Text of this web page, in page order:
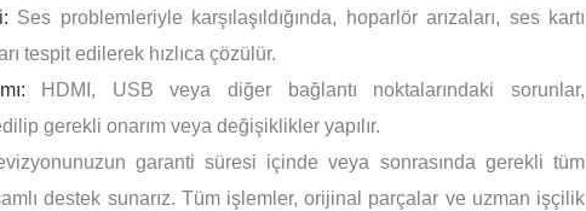
Ses problemleriyle karşılaşıldığında, hoparlör arızaları, ses kartı
tespit edilerek hızlıca çözülür.
HDMI, USB veya diğer bağlantı noktalarındaki sorunlar,
gerekli onarım veya değişiklikler yapılır.
garanti süresi içinde veya sonrasında gerekli tüm
destek sunarız. Tüm işlemler, orijinal parçalar ve uzman işçilik